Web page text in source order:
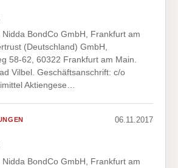
Nidda BondCo GmbH, Frankfurt am
(Deutschland) GmbH,
58-62, 60322 Frankfurt am Main.
Vilbel. Geschäftsanschrift: c/o
Aktiengese…
06.11.2017
Nidda BondCo GmbH, Frankfurt am